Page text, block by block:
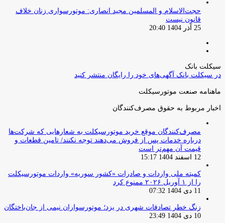
حجت‌الاسلام و المسلمین مجید انصاری: موتورسواری زنان خلاف
قانون نیست
25 آذر 1404 20:40
سیکلت بانک
در سیکلت بانک آگهی‌های خود را رایگان منتشر کنید
ماهنامه صنعت موتورسیکلت
اخبار مربوط به حقوق مصرف‌کنندگان
مصرف‌کنندگان موقع خرید موتورسیکلت به شعارهایی که شرکت‌ها
درباره خدمات پس از فروش می‌دهند توجه نکنند/ تامین قطعات و
قیمت آن مهم‌تر است
12 اسفند 1404 15:17
کمیته ملی واردات و صادرات «کشور سوریه» واردات موتورسیکلت
را از ۱ آوریل ۲۰۲۶ ممنوع کرد
11 دی 1404 07:32
زنگ خطر تصادفات شهری در یزد؛ موتورسواران نیمی از جان‌باختگان
10 دی 1404 23:49